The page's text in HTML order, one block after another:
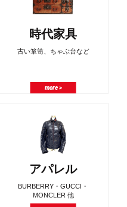
時代家具
古い箪笥、ちゃぶ台など
more >
アパレル
BURBERRY・GUCCI・
MONCLER 他